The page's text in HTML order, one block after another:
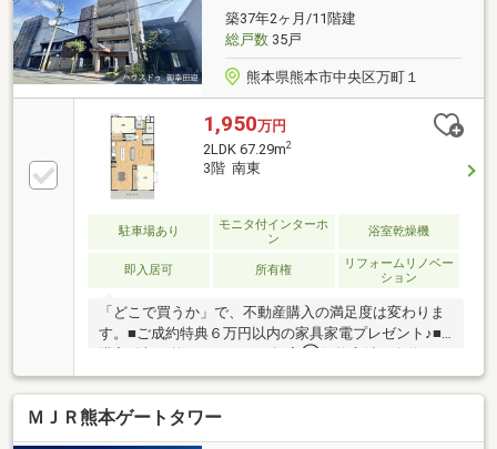
件をご提案しながら、納得のマイホーム探しをしっか
りサポートいたします。TEL：096-206-1230
築37年2ヶ月/11階建
総戸数35戸
熊本県熊本市中央区万町１
1,950万円
2LDK 67.29m2
3階 南東
駐車場あり
モニタ付インターホ
ン
浴室乾燥機
即入居可 所有権
リフォームリノベー
ション
「どこで買うか」で、不動産購入の満足度は変わりま
す。■ご成約特典６万円以内の家具家電プレゼント♪■
購入総額を抑える３つのご提案①価格交渉に自信あり
②オプション費用も相見積り③提携銀行多数で金利
を安く＼３００万円以上差がでることも！／他社様の
お見積り後でもご相談歓迎！最安値をお約束します
◎■熊本県全域の内覧ツアー・他社掲載物件もまとめ
ＭＪＲ熊本ゲートタワー